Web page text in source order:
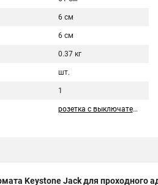
6 см
6 см
0.37 кг
шт.
1
розетка с выключателем
Keystone Jack для проходного